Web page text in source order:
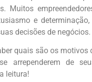
Muitos
e
decisões de negócios.
quais são os motivos
arrependerem de
leitura!